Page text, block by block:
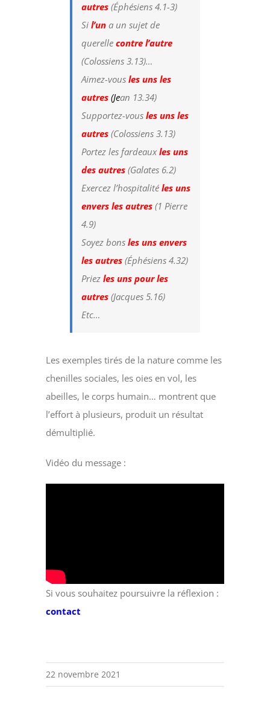
autres(Éphésiens 4.1-3)
Sil’un a un sujet de
querellecontre l’autre
(Colossiens 3.13)…
Aimez-vousles uns les
autres(Jean 13.34)
Supportez-vousles uns les
autres (Colossiens 3.13)
Portez les fardeauxles uns
des autres(Galates 6.2)
Exercez l’hospitalitéles uns
envers les autres(1 Pierre
4.9)
Soyez bonsles uns envers
les autres(Éphésiens 4.32)
Priezles uns pour les
autres(Jacques 5.16)
Etc…
Les exemples tirés de la nature comme les
chenilles sociales, les oies en vol, les
abeilles, le corps humain… montrent que
l’effort à plusieurs, produit un résultat
démultiplié.
Vidéo du message :
Si vous souhaitez poursuivre la réflexion :
contact
22 novembre 2021